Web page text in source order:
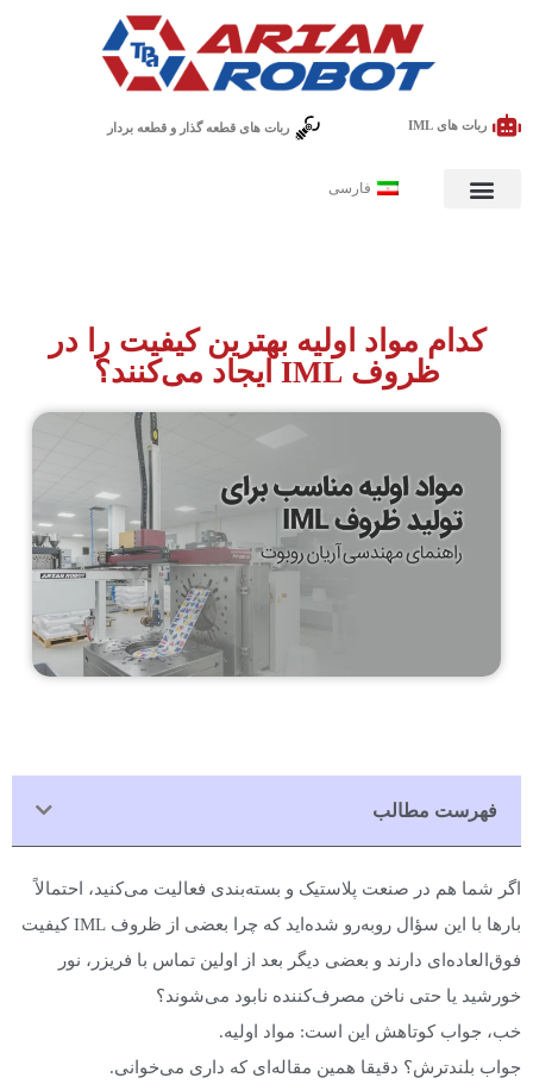
ربات های IML ربات های قطعه گذار و قطعه بردار
فارسی
کدام مواد اولیه بهترین کیفیت را در
ظروف IML ایجاد می‌کنند؟
فهرست مطالب
اگر شما هم در صنعت پلاستیک و بسته‌بندی فعالیت می‌کنید، احتمالاً
بارها با این سؤال روبه‌رو شده‌اید که چرا بعضی از ظروف IML کیفیت
فوق‌العاده‌ای دارند و بعضی دیگر بعد از اولین تماس با فریزر، نور
خورشید یا حتی ناخن مصرف‌کننده نابود می‌شوند؟
خب، جواب کوتاهش این است: مواد اولیه.
جواب بلندترش؟ دقیقا همین مقاله‌ای که داری می‌خوانی.